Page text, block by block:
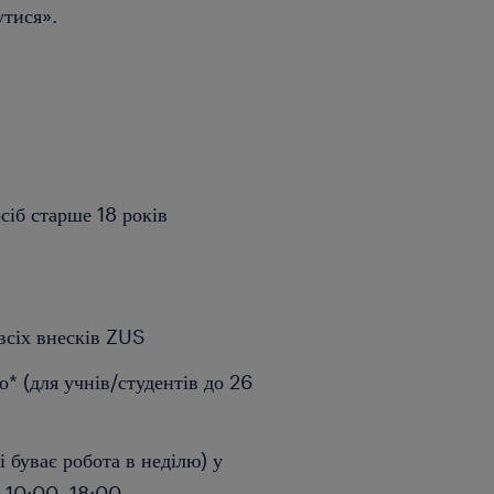
старше 18 років
внесків ZUS
(для учнів/студентів до 26
буває робота в неділю) у